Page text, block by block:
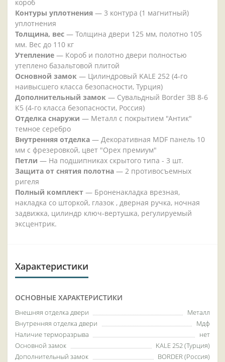
короб
Контуры уплотнения — 3 контура (1 магнитный)
уплотнения
Толщина, вес — Толщина двери 125 мм, полотно 105
мм. Вес до 110 кг
Утепление — Короб и полотно двери полностью
утеплено базальтовой плитой
Основной замок — Цилиндровый KALE 252 (4-го
наивысшего класса безопасности, Турция)
Дополнительный замок — Сувальдный Border ЗВ 8-6
К5 (4-го класса безопасности, Россия)
Отделка снаружи — Металл с покрытием "Антик"
темное серебро
Внутренняя отделка — Декоративная MDF панель 10
мм с фрезеровкой, цвет "Орех премиум"
Петли — На подшипниках скрытого типа - 3 шт.
Защита от снятия полотна — 2 противосъемных
ригеля
Полный комплект — Броненакладка врезная,
накладка со шторкой, глазок , дверная ручка, ночная
задвижка, цилиндр ключ-вертушка, регулируемый
эксцентрик.
Характеристики
ОСНОВНЫЕ ХАРАКТЕРИСТИКИ
Внешняя отделка двери
Металл
Внутренняя отделка двери
Мдф
Наличие терморазрыва
нет
Основной замок
KALE 252 (Турция)
Дополнительный замок
BORDER (Россия)